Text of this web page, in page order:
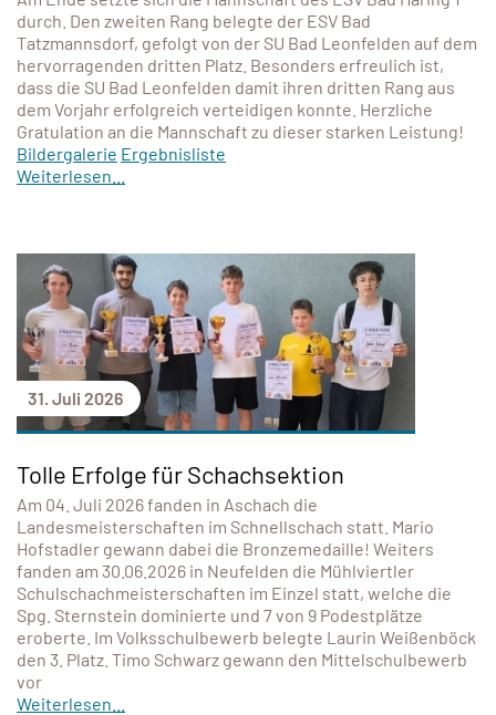
durch. Den zweiten Rang belegte der ESV Bad
Tatzmannsdorf, gefolgt von der SU Bad Leonfelden auf dem
hervorragenden dritten Platz. Besonders erfreulich ist,
dass die SU Bad Leonfelden damit ihren dritten Rang aus
dem Vorjahr erfolgreich verteidigen konnte. Herzliche
Gratulation an die Mannschaft zu dieser starken Leistung!
Bildergalerie Ergebnisliste
Weiterlesen...
31. Juli 2026
Tolle Erfolge für Schachsektion
Am 04. Juli 2026 fanden in Aschach die
Landesmeisterschaften im Schnellschach statt. Mario
Hofstadler gewann dabei die Bronzemedaille! Weiters
fanden am 30.06.2026 in Neufelden die Mühlviertler
Schulschachmeisterschaften im Einzel statt, welche die
Spg. Sternstein dominierte und 7 von 9 Podestplätze
eroberte. Im Volksschulbewerb belegte Laurin Weißenböck
den 3. Platz. Timo Schwarz gewann den Mittelschulbewerb
vor
Weiterlesen...